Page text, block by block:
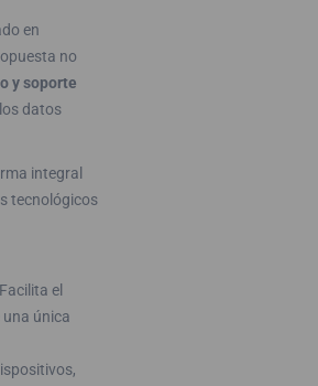
en
no
y soporte
datos
integral
tecnológicos
el
única